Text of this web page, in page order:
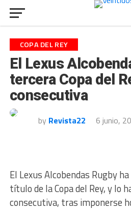
COPA DEL REY
El Lexus
tercera Copa del
consecutiva
by Revista22 6 junio,
El Lexus Alcobendas Rugby
título de la Copa del Rey, y lo
consecutiva, tras imponerse